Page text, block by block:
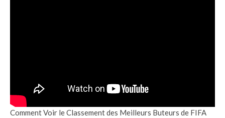
Comment Voir le Classement des Meilleurs Buteurs de FIFA